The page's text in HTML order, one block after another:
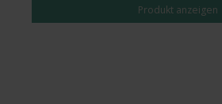
Produkt anzeigen